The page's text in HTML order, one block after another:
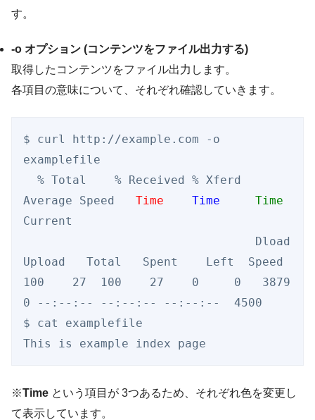
す。
-o オプション (コンテンツをファイル出力する)
取得したコンテンツをファイル出力します。
各項目の意味について、それぞれ確認していきます。
$ curl http://example.com -o
examplefile
Average Speed Time Time
Time
Current
Upload   Total   Spent    Left  Speed
100    27  100    27    0     0   3879
0 --:--:-- --:--:-- --:--:--  4500
$ cat examplefile
※Time という項目が 3つあるため、それぞれ色を変更し
て表示しています。